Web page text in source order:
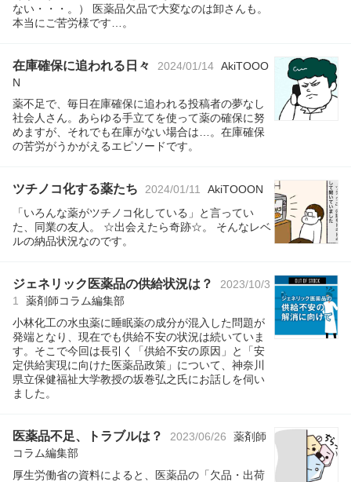
ない・・・。） 医薬品欠品で大変なのは卸さんも。
本当にご苦労様です…。
在庫確保に追われる日々 2024/01/14 AkiTOOO
N
薬不足で、毎日在庫確保に追われる投稿者の夢なし
社会人さん。あらゆる手立てを使って薬の確保に努
めますが、それでも在庫がない場合は…。在庫確保
の苦労がうかがえるエピソードです。
ツチノコ化する薬たち 2024/01/11 AkiTOOON
「いろんな薬がツチノコ化している」と言ってい
た、同業の友人。 ☆出会えたら奇跡☆。 そんなレベ
ルの納品状況なのです。
ジェネリック医薬品の供給状況は？
2023/10/3
1
薬剤師コラム編集部
小林化工の水虫薬に睡眠薬の成分が混入した問題が
発端となり、現在でも供給不安の状況は続いていま
す。そこで今回は長引く「供給不安の原因」と「安
定供給実現に向けた医薬品政策」について、神奈川
県立保健福祉大学教授の坂巻弘之氏にお話しを伺い
ました。
医薬品不足、トラブルは？ 2023/06/26
薬剤師
コラム編集部
厚生労働省の資料によると、医薬品の「欠品・出荷